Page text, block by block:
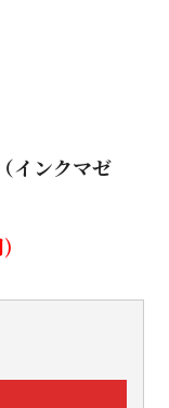
インクマゼ